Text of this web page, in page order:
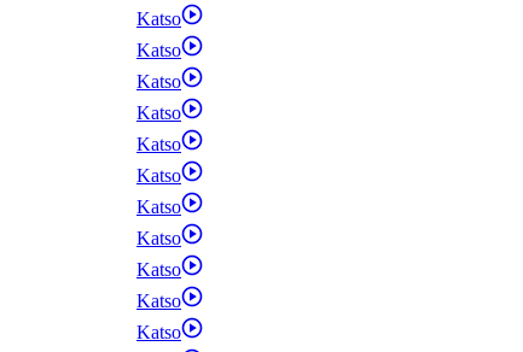
Katso
Katso
Katso
Katso
Katso
Katso
Katso
Katso
Katso
Katso
Katso